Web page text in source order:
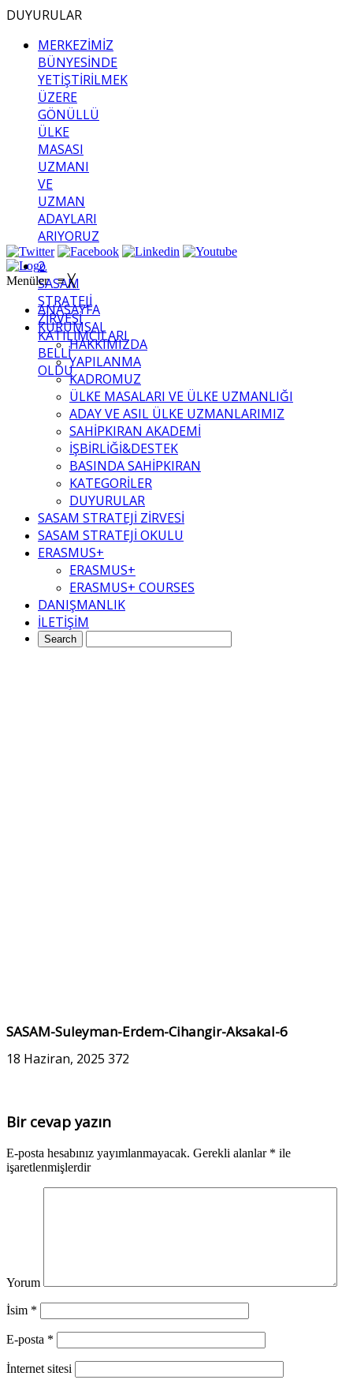
DUYURULAR
MERKEZİMİZ
BÜNYESİNDE
YETİŞTİRİLMEK
ÜZERE
GÖNÜLLÜ
ÜLKE
MASASI
UZMANI
VE
UZMAN
ADAYLARI
ARIYORUZ
2.
SASAM
STRATEJİ
ZİRVESİ
KATILIMCILARI
BELLİ
OLDU
Menüler≡ ╳
ANASAYFA
KURUMSAL
HAKKIMIZDA
YAPILANMA
KADROMUZ
ÜLKE MASALARI VE ÜLKE UZMANLIĞI
ADAY VE ASIL ÜLKE UZMANLARIMIZ
SAHİPKIRAN AKADEMİ
İŞBİRLİĞİ&DESTEK
BASINDA SAHİPKIRAN
KATEGORİLER
DUYURULAR
SASAM STRATEJİ ZİRVESİ
SASAM STRATEJİ OKULU
ERASMUS+
ERASMUS+
ERASMUS+ COURSES
DANIŞMANLIK
İLETİŞİM
SASAM-Suleyman-Erdem-Cihangir-Aksakal-6
18 Haziran, 2025 372
Bir cevap yazın
E-posta hesabınız yayımlanmayacak. Gerekli alanlar * ile
işaretlenmişlerdir
Yorum
İsim *
E-posta *
İnternet sitesi